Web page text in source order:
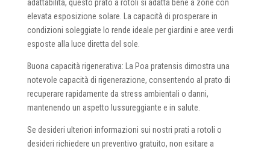
adattabilità, questo prato a rotoli si adatta bene a zone con
elevata esposizione solare. La capacità di prosperare in
condizioni soleggiate lo rende ideale per giardini e aree verdi
esposte alla luce diretta del sole.
Buona capacità rigenerativa: La Poa pratensis dimostra una
notevole capacità di rigenerazione, consentendo al prato di
recuperare rapidamente da stress ambientali o danni,
mantenendo un aspetto lussureggiante e in salute.
Se desideri ulteriori informazioni sui nostri prati a rotoli o
desideri richiedere un preventivo gratuito, non esitare a